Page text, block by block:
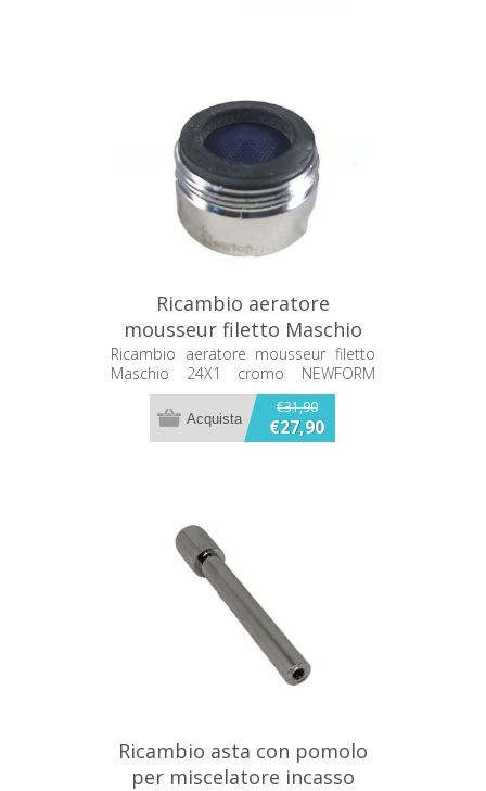
Ricambio aeratore
mousseur filetto Maschio
24X1 cromo NEWFORM
98.21.018
Ricambio aeratore mousseur filetto
Maschio 24X1 cromo NEWFORM
98.21.018
€31,90
€27,90
Ricambio asta con pomolo
per miscelatore incasso